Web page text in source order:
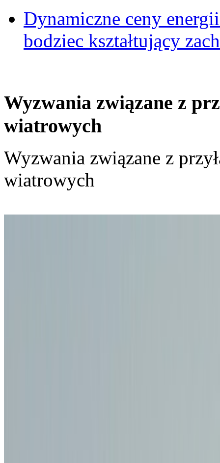
Dynamiczne ceny
bodziec kształtujący
Wyzwania związane z
wiatrowych
Wyzwania związane z
wiatrowych